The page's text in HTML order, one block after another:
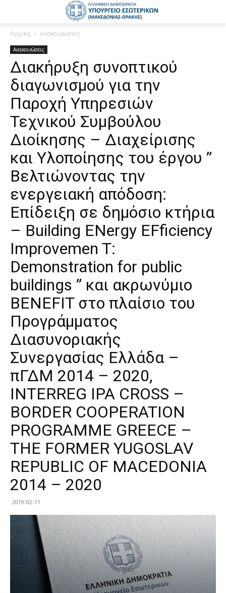
Αρχική Ανακοινώσεις
Ανακοινώσεις
Διακήρυξη συνοπτικού
διαγωνισμού για την
Παροχή Υπηρεσιών
Τεχνικού Συμβούλου
Διοίκησης – Διαχείρισης
και Υλοποίησης του έργου ”
Βελτιώνοντας την
ενεργειακή απόδοση:
Επίδειξη σε δημόσιο κτήρια
– Building ENergy EFficiency
Improvemen T:
Demonstration for public
buildings ” και ακρωνύμιο
BENEFIT στο πλαίσιο του
Προγράμματος
Διασυνοριακής
Συνεργασίας Ελλάδα –
πΓΔΜ 2014 – 2020,
INTERREG IPA CROSS –
BORDER COOPERATION
PROGRAMME GREECE –
THE FORMER YUGOSLAV
REPUBLIC OF MACEDONIA
2014 – 2020
2019-02-11